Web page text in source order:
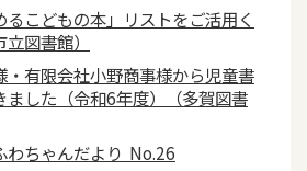
るこどもの本」リストをご活用く
図書館）
・有限会社小野商事様から児童書
ました（令和6年度）（多賀図書
わちゃんだより No.26